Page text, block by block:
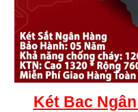
Két Bac